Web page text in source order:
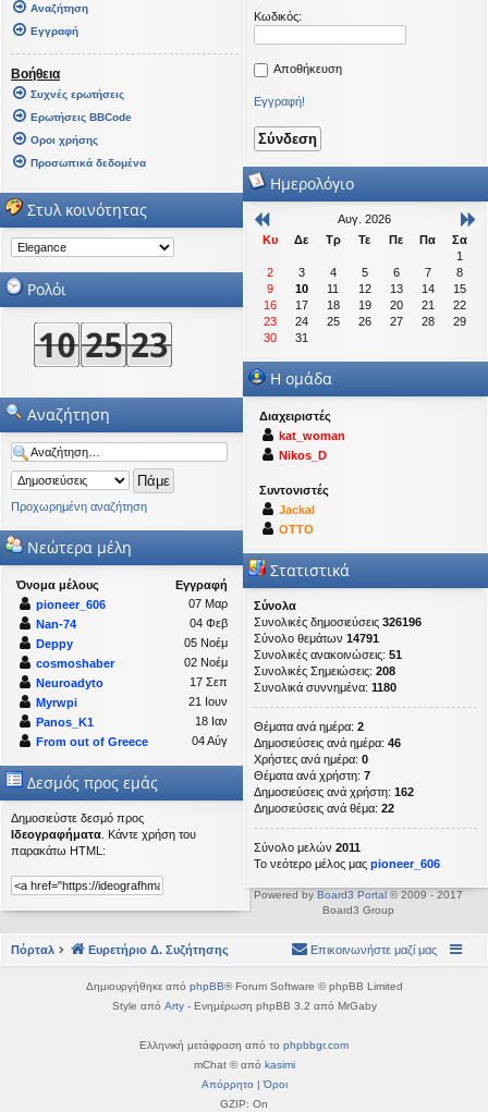
Αναζήτηση
Εγγραφή
Βοήθεια
Συχνές ερωτήσεις
Ερωτήσεις BBCode
Οροι χρήσης
Προσωπικά δεδομένα
Στυλ κοινότητας
Ρολόι
Αναζήτηση
Προχωρημένη αναζήτηση
Νεώτερα μέλη
Όνομα μέλους
Εγγραφή
pioneer_606
07 Μαρ
Nan-74
04 Φεβ
Deppy
05 Νοέμ
cosmoshaber
02 Νοέμ
Neuroadyto
17 Σεπ
Myrwpi
21 Ιουν
Panos_K1
18 Ιαν
From out of Greece
04 Αύγ
Δεσμός προς εμάς
Δημοσιεύστε δεσμό προς
Ιδεογραφήματα . Κάντε χρήση του
παρακάτω HTML:
Κωδικός:
Αποθήκευση
Εγγραφή!
Ημερολόγιο
Αυγ. 2026
Κυ
Δε Τρ Τε Πε Πα
Σα
1
2
3 4 5 6 7
8
9
10 11 12 13 14
15
16
17 18 19 20 21
22
23
24 25 26 27 28
29
30
31
Η ομάδα
Διαχειριστές
kat_woman
Nikos_D
Συντονιστές
Jackal
OTTO
Στατιστικά
Σύνολα
Συνολικές δημοσιεύσεις326196
Σύνολο θεμάτων14791
Συνολικές ανακοινώσεις:51
Συνολικές Σημειώσεις:208
Συνολικά συννημένα:1180
Θέματα ανά ημέρα:2
Δημοσιεύσεις ανά ημέρα:46
Χρήστες ανά ημέρα:0
Θέματα ανά χρήστη:7
Δημοσιεύσεις ανά χρήστη:162
Δημοσιεύσεις ανά θέμα:22
Σύνολο μελών2011
Το νεότερο μέλος μαςpioneer_606
Powered by Board3 Portal© 2009 - 2017
Board3 Group
Πόρταλ Ευρετήριο Δ. Συζήτησης Επικοινωνήστε μαζί μας
Δημιουργήθηκε από phpBB® Forum Software © phpBB Limited
Style από Arty- Ενημέρωση phpBB 3.2 από MrGaby
Ελληνική μετάφραση από το phpbbgr.com
mChat © από kasimi
Απόρρητο |Όροι
GZIP: On